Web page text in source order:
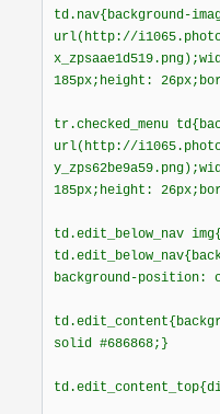
td.nav{background-
url(http://
185px;height:
tr.checked_menu
url(http://
185px;height:
td.edit_below_nav
background-position:
solid #686868;}